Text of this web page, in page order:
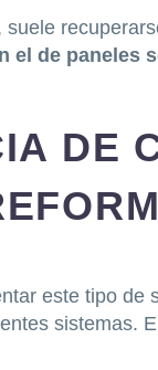
el de paneles
DE
este tipo
sistemas.